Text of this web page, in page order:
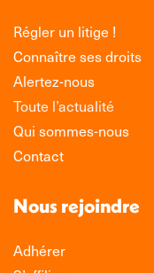
Régler un litige !
Connaître ses droits
Alertez-nous
Toute l’actualité
Qui sommes-nous
Contact
Nous rejoindre
Adhérer